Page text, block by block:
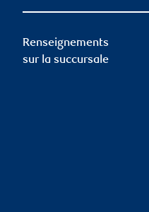
Renseignements
sur la succursale